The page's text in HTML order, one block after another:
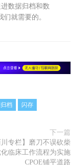
数据归档和数
就需要的。
档 闪存
下一篇
川专栏】磨刀不误砍柴
化临床工作流程为实施
CPOE铺平道路